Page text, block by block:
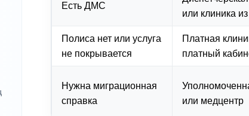
Есть ДМС
или клиника
Полиса нет или услуга
не покрывается
Платная
платный
Нужна миграционная
справка
или медцентр